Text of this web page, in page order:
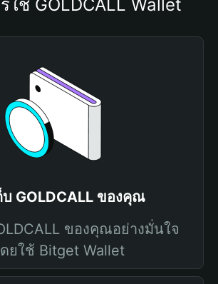
ใช้ GOLDCALL Wallet
บ GOLDCALL ของคุณ
ของคุณอย่างมั่นใจ
ยใช้ Bitget Wallet